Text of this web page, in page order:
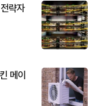
략자
메이